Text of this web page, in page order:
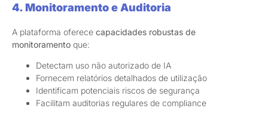
4. Monitoramento e Auditoria
A plataforma oferece capacidades robustas de
monitoramento que:
Detectam uso não autorizado de IA
Fornecem relatórios detalhados de utilização
Identificam potenciais riscos de segurança
Facilitam auditorias regulares de compliance